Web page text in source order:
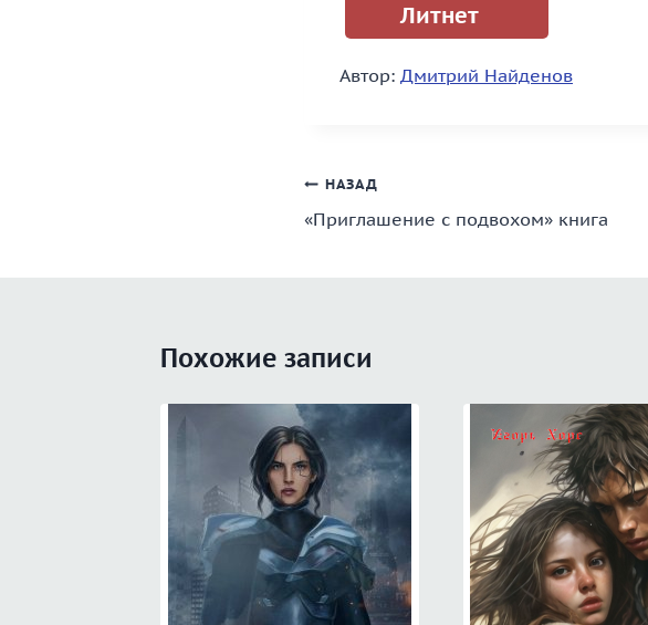
Литнет
Автор: Дмитрий Найденов
Навигация
по
НАЗАД
«Приглашение с подвохом» книга
Похожие записи